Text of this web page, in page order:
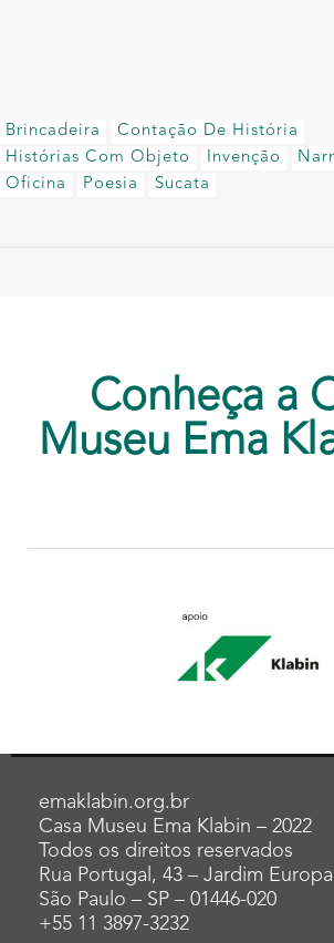
Brincadeira
Contação De História
Histórias Com Objeto
Invenção
Oficina
Poesia Sucata
Conheça a
Museu Ema
emaklabin.org.br
Casa Museu Ema Klabin – 2022
Todos os direitos reservados
Rua Portugal, 43 – Jardim Europa
São Paulo – SP – 01446-020
+55 11 3897-3232